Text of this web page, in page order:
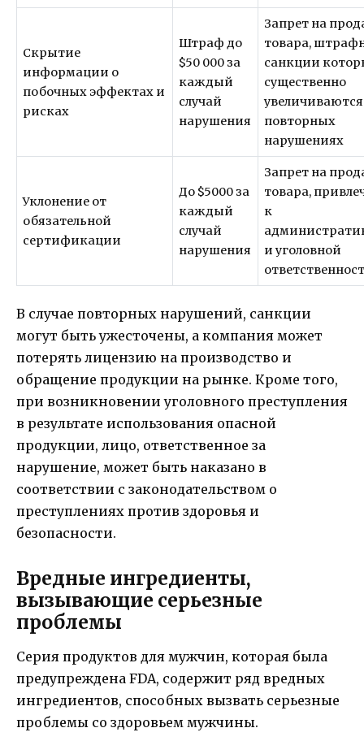
Скрытие
информации о
побочных эффектах и
рисках
Штраф до
$50 000 за
каждый
случай
нарушения
Запрет на
товара,
санкции
существенно
повторных
нарушениях
Уклонение от
обязательной
сертификации
До $5000 за
каждый
случай
нарушения
Запрет на
товара,
к
и уголовной
В случае повторных нарушений, санкции
могут быть ужесточены, а компания может
потерять лицензию на производство и
обращение продукции на рынке. Кроме того,
при возникновении уголовного преступления
в результате использования опасной
продукции, лицо, ответственное за
нарушение, может быть наказано в
соответствии с законодательством о
преступлениях против здоровья и
безопасности.
Вредные ингредиенты,
вызывающие серьезные
проблемы
Серия продуктов для мужчин, которая была
предупреждена FDA, содержит ряд вредных
ингредиентов, способных вызвать серьезные
проблемы со здоровьем мужчины.